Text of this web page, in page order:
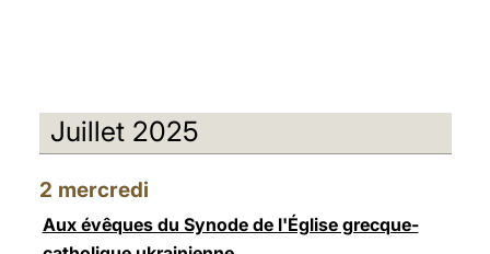
Juillet 2025
2 mercredi
Aux évêques du Synode de l'Église grecque-